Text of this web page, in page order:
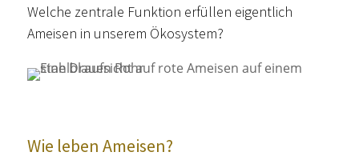
Welche zentrale Funktion erfüllen eigentlich
Ameisen in unserem Ökosystem?
Wie leben Ameisen?